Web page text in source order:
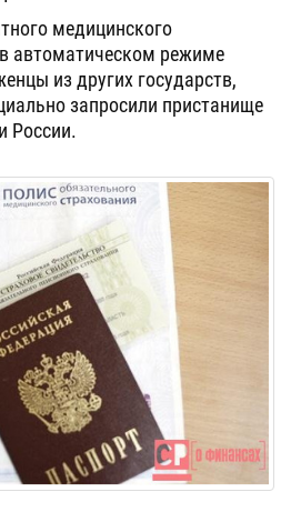
медицинского
автоматическом режиме
из других государств,
запросили пристанище
России.